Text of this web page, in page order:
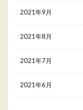
2021年9月
2021年8月
2021年7月
2021年6月